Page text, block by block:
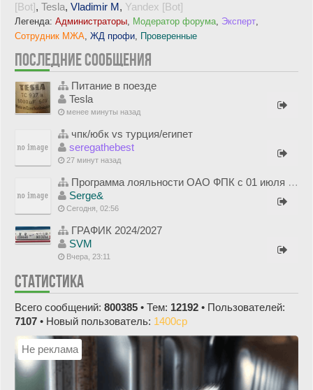
[Bot], Tesla, Vladimir M, Yandex [Bot]
Легенда: Администраторы, Модератор форума, Эксперт,
Сотрудник МЖА, ЖД профи, Проверенные
ПОСЛЕДНИЕ СООБЩЕНИЯ
Питание в поезде
Tesla
менее минуты назад
чпк/юбк vs турция/египет
seregathebest
27 минут назад
Программа лояльности ОАО ФПК с 01 июля 2012 года
Serge&
Сегодня, 02:56
ГРАФИК 2024/2027
SVM
Вчера, 23:11
СТАТИСТИКА
Всего сообщений: 800385 • Тем: 12192 • Пользователей:
7107 • Новый пользователь: 1400cp
Не реклама